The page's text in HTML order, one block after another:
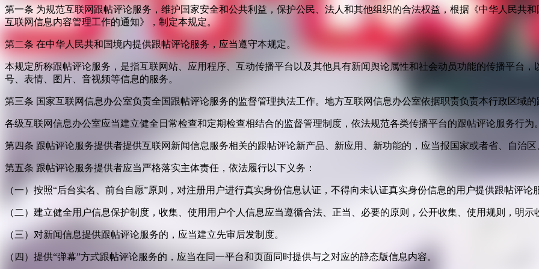
第一条 为规范互联网跟帖评论服务，维护国家安全和公共利益，保护公民、法人和其他组织的合法权益，根据《中华人民共
互联网信息内容管理工作的通知》，制定本规定。
第二条 在中华人民共和国境内提供跟帖评论服务，应当遵守本规定。
本规定所称跟帖评论服务，是指互联网站、应用程序、互动传播平台以及其他具有新闻舆论属性和社会动员功能的传播平台
号、表情、图片、音视频等信息的服务。
第三条 国家互联网信息办公室负责全国跟帖评论服务的监督管理执法工作。地方互联网信息办公室依据职责负责本行政区域
各级互联网信息办公室应当建立健全日常检查和定期检查相结合的监督管理制度，依法规范各类传播平台的跟帖评论服务行为
第四条 跟帖评论服务提供者提供互联网新闻信息服务相关的跟帖评论新产品、新应用、新功能的，应当报国家或者省、自治
第五条 跟帖评论服务提供者应当严格落实主体责任，依法履行以下义务：
（一）按照“后台实名、前台自愿”原则，对注册用户进行真实身份信息认证，不得向未认证真实身份信息的用户提供跟帖评论
（二）建立健全用户信息保护制度，收集、使用用户个人信息应当遵循合法、正当、必要的原则，公开收集、使用规则，明
（三）对新闻信息提供跟帖评论服务的，应当建立先审后发制度。
（四）提供“弹幕”方式跟帖评论服务的，应当在同一平台和页面同时提供与之对应的静态版信息内容。